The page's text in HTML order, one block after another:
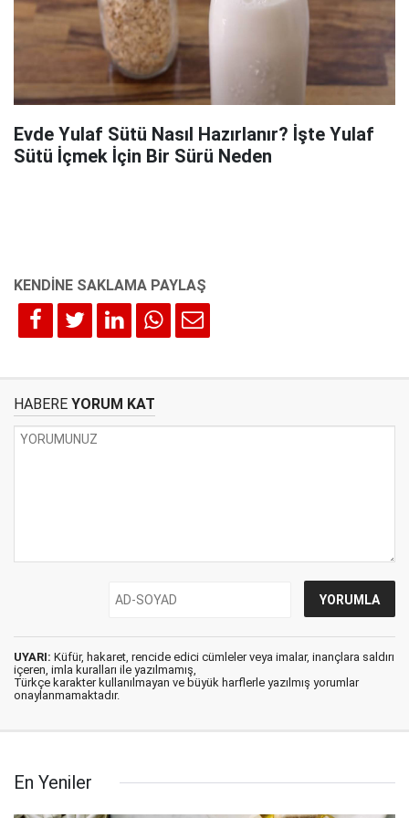
Evde Yulaf Sütü Nasıl Hazırlanır? İşte Yulaf
Sütü İçmek İçin Bir Sürü Neden
HABERE YORUM KAT
UYARI: Küfür, hakaret, rencide edici cümleler veya imalar, inançlara saldırı
içeren, imla kuralları ile yazılmamış,
Türkçe karakter kullanılmayan ve büyük harflerle yazılmış yorumlar
onaylanmamaktadır.
En Yeniler